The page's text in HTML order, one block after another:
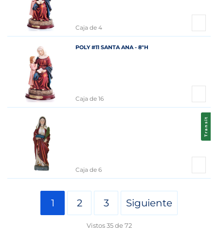
Caja de 4
POLY #11 SANTA ANA - 8"H
Caja de 16
Transit
Caja de 6
1 2 3 Siguiente
Vistos 35 de 72